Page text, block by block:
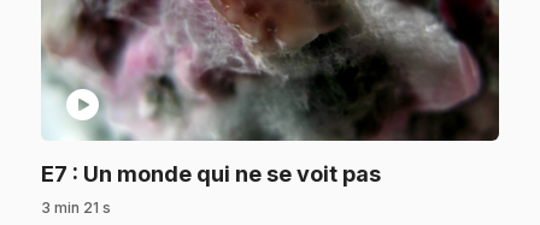
play_circle
E7 : Un monde qui ne se voit pas.
3 min 21 s